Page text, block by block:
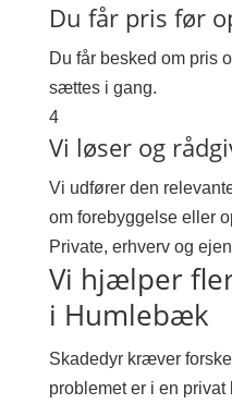
Du får pris før
Du får besked om pris
sættes i gang.
4
Vi løser og
Vi udfører den
om forebyggelse eller
Private, erhverv og
Vi hjælper
i Humlebæk
Skadedyr kræver
problemet er i en